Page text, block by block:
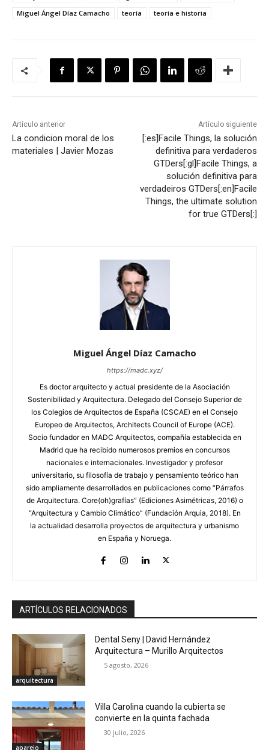
Miguel Ángel Díaz Camacho
teoría teoría e historia
Artículo anterior
La condicion moral de los
materiales | Javier Mozas
Artículo siguiente
[:es]Facile Things, la solución
definitiva para verdaderos
GTDers[:gl]Facile Things, a
solución definitiva para
verdadeiros GTDers[:en]Facile
Things, the ultimate solution
for true GTDers[:]
Miguel Ángel Díaz Camacho
https://madc.xyz/
Es doctor arquitecto y actual presidente de la Asociación
Sostenibilidad y Arquitectura. Delegado del Consejo Superior de
los Colegios de Arquitectos de España (CSCAE) en el Consejo
Europeo de Arquitectos, Architects Council of Europe (ACE).
Socio fundador en MADC Arquitectos, compañía establecida en
Madrid que ha recibido numerosos premios en concursos
nacionales e internacionales. Investigador y profesor
universitario, su filosofía de trabajo y pensamiento teórico han
sido ampliamente desarrollados en publicaciones como “Párrafos
de Arquitectura. Core(oh)grafías” (Ediciones Asimétricas, 2016) o
“Arquitectura y Cambio Climático” (Fundación Arquia, 2018). En
la actualidad desarrolla proyectos de arquitectura y urbanismo
en España y Noruega.
ARTÍCULOS RELACIONADOS
arquitectura
Dental Seny | David Hernández
Arquitectura – Murillo Arquitectos
5 agosto, 2026
aparejo
Villa Carolina cuando la cubierta se
convierte en la quinta fachada
30 julio, 2026